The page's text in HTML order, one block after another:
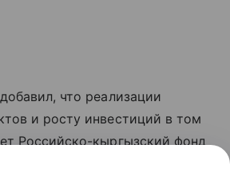
что реализации
и росту инвестиций в том
Российско-кыргызский фонд